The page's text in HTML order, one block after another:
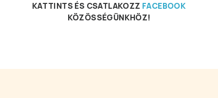
KATTINTS ÉS CSATLAKOZZ FACEBOOK
KÖZÖSSÉGÜNKHÖZ!